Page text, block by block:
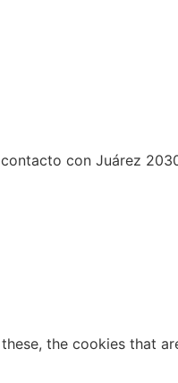
con Juárez
the cookies that